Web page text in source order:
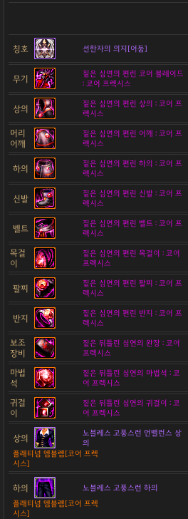
칭호 선한자의 의지[어둠]
무기
짙은 심연의 편린 코어 블레이드
: 코어 프렉시스
상의
짙은 심연의 편린 상의 : 코어 프
렉시스
머리
어깨
짙은 심연의 편린 어깨 : 코어 프
렉시스
하의
짙은 심연의 편린 하의 : 코어 프
렉시스
신발
짙은 심연의 편린 신발 : 코어 프
렉시스
벨트
짙은 심연의 편린 벨트 : 코어 프
렉시스
목걸
이
짙은 심연의 편린 목걸이 : 코어
프렉시스
팔찌
짙은 심연의 편린 팔찌 : 코어 프
렉시스
반지
짙은 심연의 편린 반지 : 코어 프
렉시스
보조
장비
짙은 뒤틀린 심연의 완장 : 코어
프렉시스
마법
석
짙은 뒤틀린 심연의 마법석 : 코
어 프렉시스
귀걸
이
짙은 뒤틀린 심연의 귀걸이 : 코
어 프렉시스
상의
노블레스 고풍스런 언밸런스 상
의
플래티넘 엠블렘[코어 프렉
시스]
하의 노블레스 고풍스런 하의
플래티넘 엠블렘[코어 프렉
시스]